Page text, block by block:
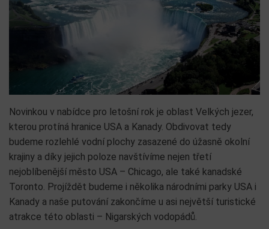
Novinkou v nabídce pro letošní rok je oblast Velkých jezer,
kterou protíná hranice USA a Kanady. Obdivovat tedy
budeme rozlehlé vodní plochy zasazené do úžasně okolní
krajiny a díky jejich poloze navštívíme nejen třetí
nejoblíbenější město USA – Chicago, ale také kanadské
Toronto. Projíždět budeme i několika národními parky USA i
Kanady a naše putování zakončíme u asi největší turistické
atrakce této oblasti – Nigarských vodopádů.